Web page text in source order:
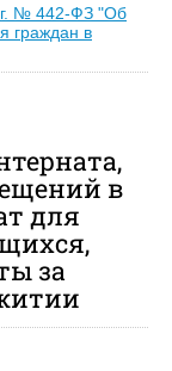
г. № 442-ФЗ "Об
граждан в
в
для
за